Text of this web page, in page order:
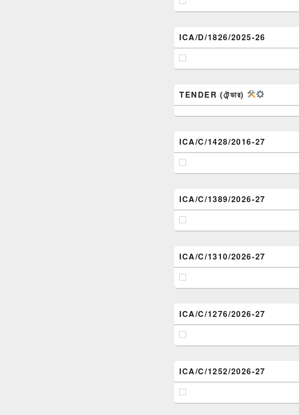
ICA/D/1826/2025-26
TENDER (টেন্ডার)
ICA/C/1428/2016-27
ICA/C/1389/2026-27
ICA/C/1310/2026-27
ICA/C/1276/2026-27
ICA/C/1252/2026-27